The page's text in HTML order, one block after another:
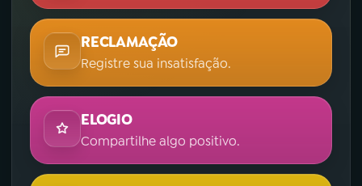
RECLAMAÇÃO
Registre sua insatisfação.
ELOGIO
Compartilhe algo positivo.